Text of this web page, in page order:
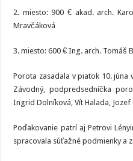
2. miesto: 900 € akad. arch.
Mravčáková
3. miesto: 600 € Ing. arch. Tomáš
Porota zasadala v piatok 10.
Závodný, podpredsedníčka
Ingrid Dolníková, Vít Halada,
Poďakovanie patrí aj Petrovi
spracovala súťažné podmienky a